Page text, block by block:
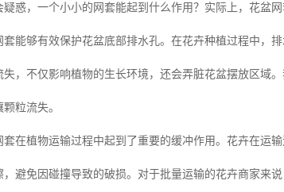
惑，一个小小的网套能起到什么作用？实际上，花盆网
套能够有效保护花盆底部排水孔。在花卉种植过程中，
失，不仅影响植物的生长环境，还会弄脏花盆摆放区域
粒流失。
套在植物运输过程中起到了重要的缓冲作用。花卉在运
，避免因碰撞导致的破损。对于批量运输的花卉商家来